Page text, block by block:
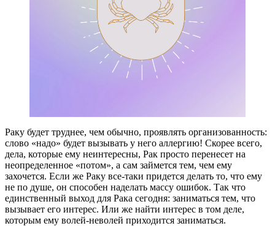
Раку будет труднее, чем обычно, проявлять организованность:
слово «надо» будет вызывать у него аллергию! Скорее всего,
дела, которые ему неинтересны, Рак просто перенесет на
неопределенное «потом», а сам займется тем, чем ему
захочется. Если же Раку все-таки придется делать то, что ему
не по душе, он способен наделать массу ошибок. Так что
единственный выход для Рака сегодня: заниматься тем, что
вызывает его интерес. Или же найти интерес в том деле,
которым ему волей-неволей приходится заниматься.